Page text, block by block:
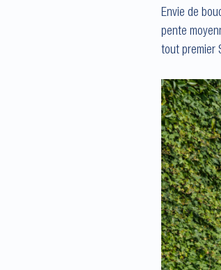
Envie de
pente
tout premier